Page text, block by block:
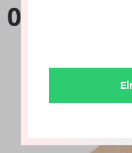
0241HB